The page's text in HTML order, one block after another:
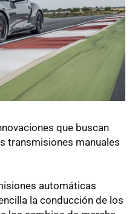
que buscan
transmisiones manuales
automáticas
la conducción de los